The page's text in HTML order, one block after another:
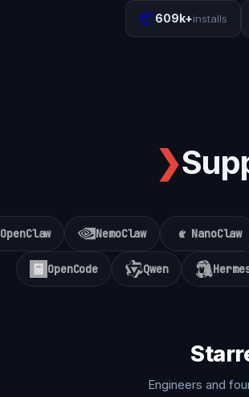
📦609k+installs
❯
OpenClaw NemoClaw NanoClaw
OpenCode Qwen
Engineers and